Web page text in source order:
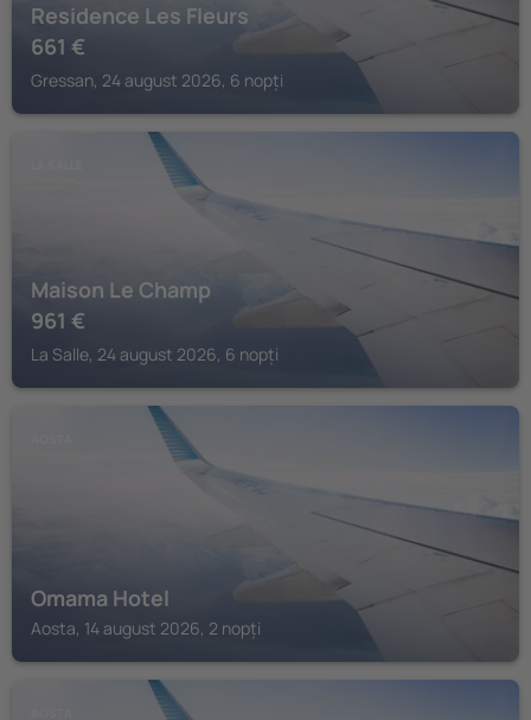
Residence Les Fleurs
661 €
Gressan, 24 august 2026, 6 nopți
Maison Le Champ
961 €
La Salle, 24 august 2026, 6 nopți
Omama Hotel
Aosta, 14 august 2026, 2 nopți